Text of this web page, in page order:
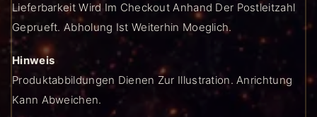
Lieferbarkeit Wird Im Checkout Anhand Der Postleitzahl
Geprueft. Abholung Ist Weiterhin Moeglich.
Hinweis
Produktabbildungen Dienen Zur Illustration. Anrichtung
Kann Abweichen.